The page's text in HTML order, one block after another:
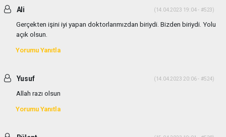
Ali (14.04.2023 19:04 - #523)
Gerçekten işini iyi yapan doktorlarımızdan biriydi. Bizden biriydi. Yolu
açık olsun.
Yorumu Yanıtla
Yusuf (14.04.2023 20:06 - #524)
Allah razı olsun
Yorumu Yanıtla